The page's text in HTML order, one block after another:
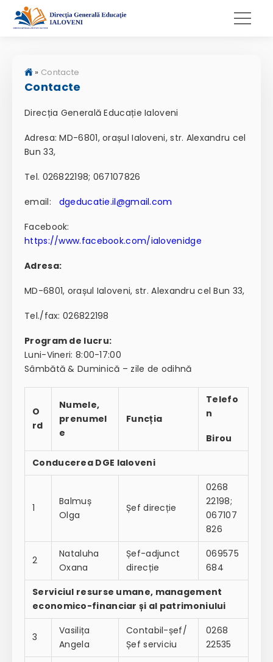
» Contacte
Contacte
Direcția Generală Educație Ialoveni
Adresa: MD-6801, orașul Ialoveni, str. Alexandru cel
Bun 33,
Tel. 026822198; 067107826
email: dgeducatie.il@gmail.com
Facebook:
https://www.facebook.com/ialovenidge
Adresa:
MD-6801, orașul Ialoveni, str. Alexandru cel Bun 33,
Tel./fax: 026822198
Program de lucru:
Luni-Vineri: 8:00-17:00
Sâmbătă & Duminică – zile de odihnă
O
rd
Numele,
prenumel
e
Funcția
Telefo
n
Birou
Conducerea DGE Ialoveni
1
Balmuș
Olga
Șef direcție
0268
22198;
067107
826
2
Nataluha
Oxana
Șef-adjunct
direcție
069575
684
Serviciul resurse umane, management
economico-financiar și al patrimoniului
3
Vasilița
Angela
Contabil-șef/
Șef serviciu
0268
22535